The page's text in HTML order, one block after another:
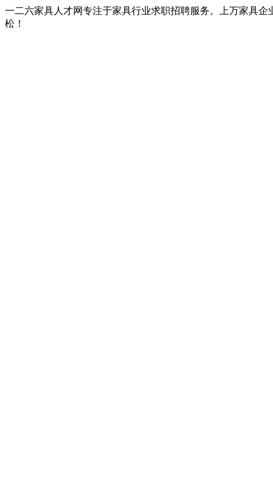
一二六家具人才网专注于家具行业求职招聘服务。上万家具
松！